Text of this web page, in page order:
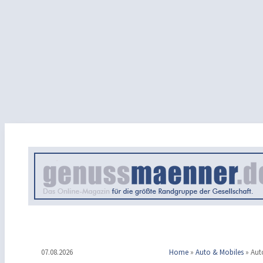
07.08.2026 Home » Auto & Mobiles »